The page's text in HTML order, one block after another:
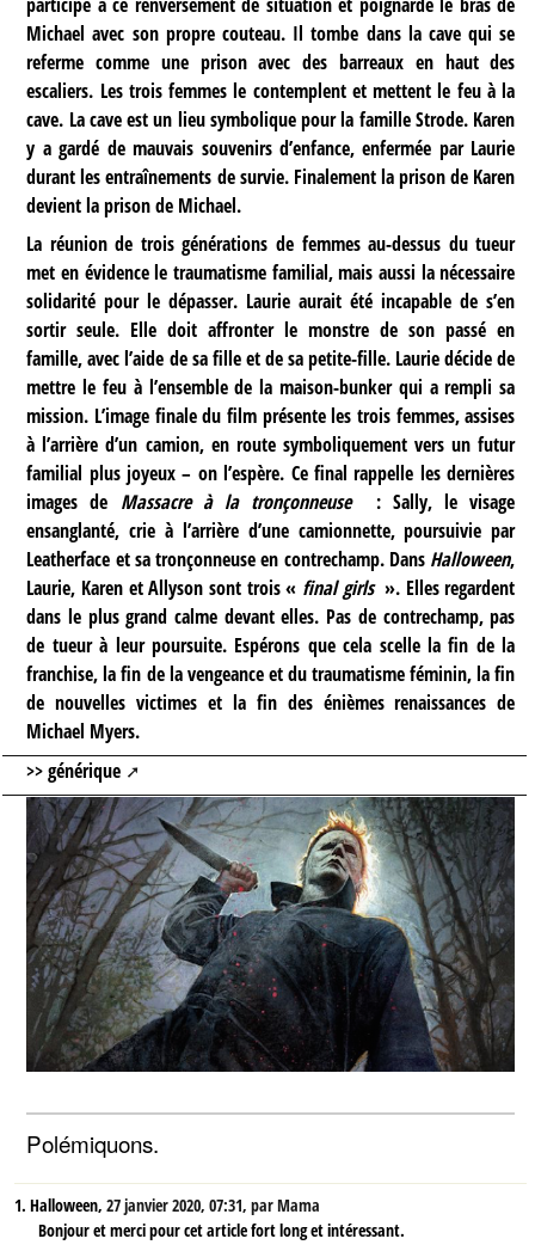
Michael avec son propre couteau. Il tombe dans la cave qui se
referme comme une prison avec des barreaux en haut des
escaliers. Les trois femmes le contemplent et mettent le feu à la
cave. La cave est un lieu symbolique pour la famille Strode. Karen
y a gardé de mauvais souvenirs d’enfance, enfermée par Laurie
durant les entraînements de survie. Finalement la prison de Karen
devient la prison de Michael.
La réunion de trois générations de femmes au-dessus du tueur
met en évidence le traumatisme familial, mais aussi la nécessaire
solidarité pour le dépasser. Laurie aurait été incapable de s’en
sortir seule. Elle doit affronter le monstre de son passé en
famille, avec l’aide de sa fille et de sa petite-fille. Laurie décide de
mettre le feu à l’ensemble de la maison-bunker qui a rempli sa
mission. L’image finale du film présente les trois femmes, assises
à l’arrière d’un camion, en route symboliquement vers un futur
familial plus joyeux – on l’espère. Ce final rappelle les dernières
images de Massacre à la tronçonneuse
: Sally, le visage
ensanglanté, crie à l’arrière d’une camionnette, poursuivie par
Leatherface et sa tronçonneuse en contrechamp. Dans Halloween,
Laurie, Karen et Allyson sont trois « final girls ». Elles regardent
dans le plus grand calme devant elles. Pas de contrechamp, pas
de tueur à leur poursuite. Espérons que cela scelle la fin de la
franchise, la fin de la vengeance et du traumatisme féminin, la fin
de nouvelles victimes et la fin des énièmes renaissances de
Michael Myers.
>> générique
Polémiquons.
1. Halloween,27 janvier 2020, 07:31,parMama
Bonjour et merci pour cet article fort long et intéressant.